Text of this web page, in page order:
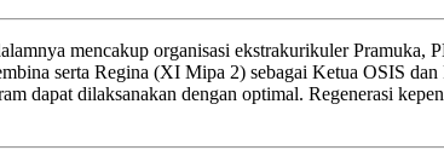
mencakup organisasi ekstrakurikuler Pramuka,
serta Regina (XI Mipa 2) sebagai Ketua OSIS
dapat dilaksanakan dengan optimal. Regenerasi